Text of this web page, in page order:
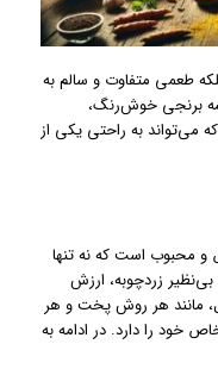
طعمی متفاوت و سالم به
برنجی خوش‌رنگ،
به راحتی یکی از
محبوب است که نه تنها
زردچوبه، ارزش
مانند هر روش پخت و هر
خود را دارد. در ادامه به